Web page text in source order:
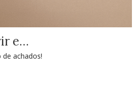
e…
achados!